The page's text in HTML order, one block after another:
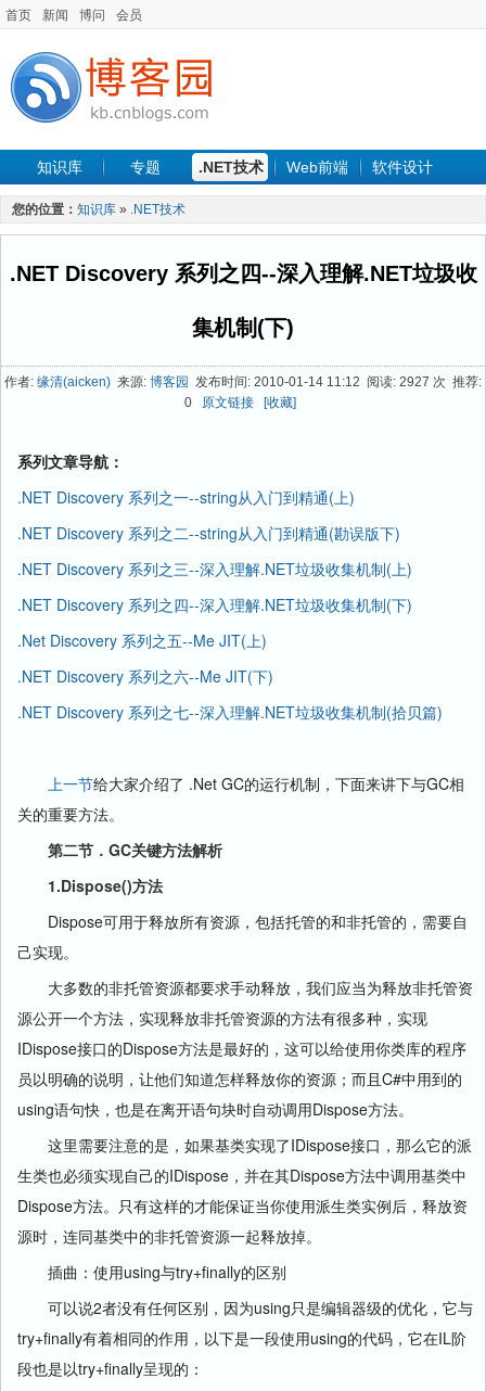
首页 新闻 博问 会员
知识库 专题 .NET技术 Web前端 软件设计
手机开发 软件工程
最新文章
您的位置： 知识库 » .NET技术
.NET Discovery 系列之四--深入理解.NET垃圾收
集机制(下)
作者: 缘清(aicken) 来源: 博客园 发布时间: 2010-01-14 11:12 阅读: 2927 次 推荐:
0
原文链接 [收藏]
系列文章导航：
.NET Discovery 系列之一--string从入门到精通(上)
.NET Discovery 系列之二--string从入门到精通(勘误版下)
.NET Discovery 系列之三--深入理解.NET垃圾收集机制(上)
.NET Discovery 系列之四--深入理解.NET垃圾收集机制(下)
.Net Discovery 系列之五--Me JIT(上)
.NET Discovery 系列之六--Me JIT(下)
.NET Discovery 系列之七--深入理解.NET垃圾收集机制(拾贝篇)
上一节给大家介绍了 .Net GC的运行机制，下面来讲下与GC相
关的重要方法。
第二节．GC关键方法解析
1.Dispose()方法
Dispose可用于释放所有资源，包括托管的和非托管的，需要自
己实现。
大多数的非托管资源都要求手动释放，我们应当为释放非托管资
源公开一个方法，实现释放非托管资源的方法有很多种，实现
IDispose接口的Dispose方法是最好的，这可以给使用你类库的程序
员以明确的说明，让他们知道怎样释放你的资源；而且C#中用到的
using语句快，也是在离开语句块时自动调用Dispose方法。
这里需要注意的是，如果基类实现了IDispose接口，那么它的派
生类也必须实现自己的IDispose，并在其Dispose方法中调用基类中
Dispose方法。只有这样的才能保证当你使用派生类实例后，释放资
源时，连同基类中的非托管资源一起释放掉。
插曲：使用using与try+finally的区别
可以说2者没有任何区别，因为using只是编辑器级的优化，它与
try+finally有着相同的作用，以下是一段使用using的代码，它在IL阶
段也是以try+finally呈现的：